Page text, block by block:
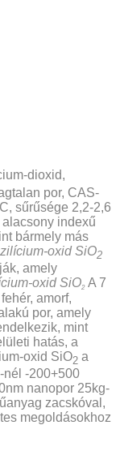
dioxid,
por, CAS-
sűrűsége 2,2-2,6
indexű
bármely más
oxid SiO2
amely
oxid SiO2 A 7
amorf,
por, amely
mint
hatás, a
oxid SiO2 a
nél -200+500
nanopor 25kg-
zacskóval,
megoldásokhoz